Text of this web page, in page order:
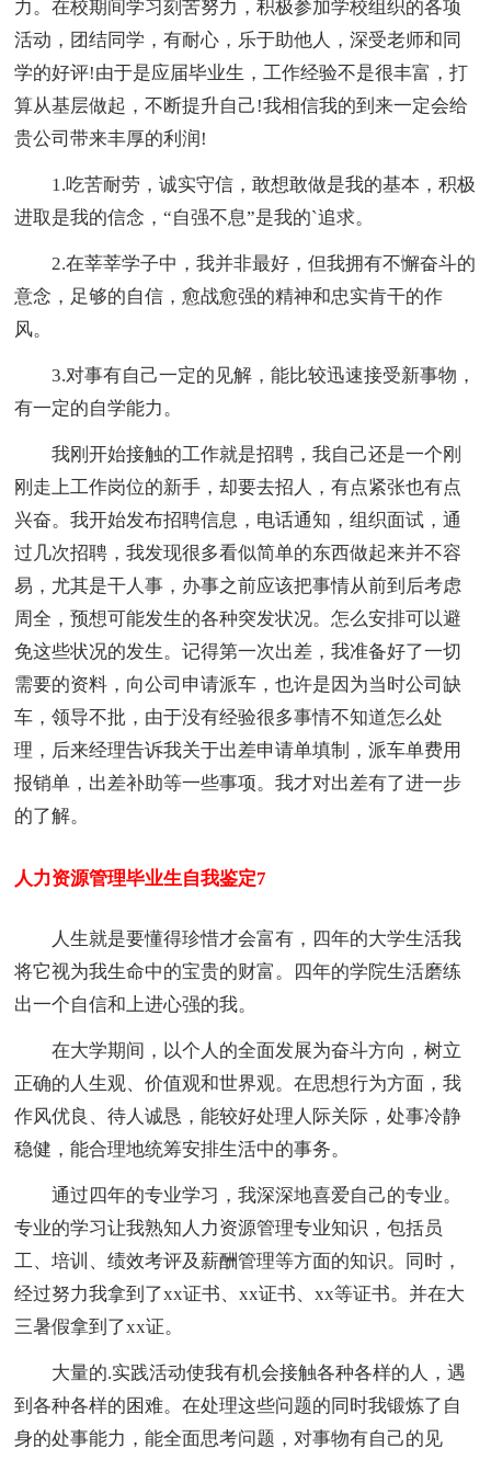
力。在校期间学习刻苦努力，积极参加学校组织的各项
活动，团结同学，有耐心，乐于助他人，深受老师和同
学的好评!由于是应届毕业生，工作经验不是很丰富，打
算从基层做起，不断提升自己!我相信我的到来一定会给
贵公司带来丰厚的利润!
1.吃苦耐劳，诚实守信，敢想敢做是我的基本，积极
进取是我的信念，“自强不息”是我的`追求。
2.在莘莘学子中，我并非最好，但我拥有不懈奋斗的
意念，足够的自信，愈战愈强的精神和忠实肯干的作
风。
3.对事有自己一定的见解，能比较迅速接受新事物，
有一定的自学能力。
我刚开始接触的工作就是招聘，我自己还是一个刚
刚走上工作岗位的新手，却要去招人，有点紧张也有点
兴奋。我开始发布招聘信息，电话通知，组织面试，通
过几次招聘，我发现很多看似简单的东西做起来并不容
易，尤其是干人事，办事之前应该把事情从前到后考虑
周全，预想可能发生的各种突发状况。怎么安排可以避
免这些状况的发生。记得第一次出差，我准备好了一切
需要的资料，向公司申请派车，也许是因为当时公司缺
车，领导不批，由于没有经验很多事情不知道怎么处
理，后来经理告诉我关于出差申请单填制，派车单费用
报销单，出差补助等一些事项。我才对出差有了进一步
的了解。
人力资源管理毕业生自我鉴定7
人生就是要懂得珍惜才会富有，四年的大学生活我
将它视为我生命中的宝贵的财富。四年的学院生活磨练
出一个自信和上进心强的我。
在大学期间，以个人的全面发展为奋斗方向，树立
正确的人生观、价值观和世界观。在思想行为方面，我
作风优良、待人诚恳，能较好处理人际关际，处事冷静
稳健，能合理地统筹安排生活中的事务。
通过四年的专业学习，我深深地喜爱自己的专业。
专业的学习让我熟知人力资源管理专业知识，包括员
工、培训、绩效考评及薪酬管理等方面的知识。同时，
经过努力我拿到了xx证书、xx证书、xx等证书。并在大
三暑假拿到了xx证。
大量的.实践活动使我有机会接触各种各样的人，遇
到各种各样的困难。在处理这些问题的同时我锻炼了自
身的处事能力，能全面思考问题，对事物有自己的见